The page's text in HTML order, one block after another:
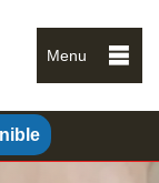
Menu